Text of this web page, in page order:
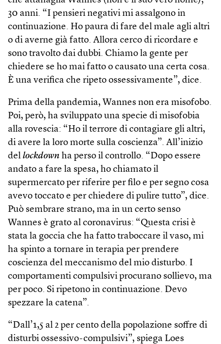
30 anni. “I pensieri negativi mi assalgono in
continuazione. Ho paura di fare del male agli altri
o di averne già fatto. Allora cerco di ricordare e
sono travolto dai dubbi. Chiamo la gente per
chiedere se ho mai fatto o causato una certa cosa.
È una verifica che ripeto ossessivamente”, dice.
Prima della pandemia, Wannes non era misofobo.
Poi, però, ha sviluppato una specie di misofobia
alla rovescia: “Ho il terrore di contagiare gli altri,
di avere la loro morte sulla coscienza”. All’inizio
del lockdown ha perso il controllo. “Dopo essere
andato a fare la spesa, ho chiamato il
supermercato per riferire per filo e per segno cosa
avevo toccato e per chiedere di pulire tutto”, dice.
Può sembrare strano, ma in un certo senso
Wannes è grato al coronavirus: “Questa crisi è
stata la goccia che ha fatto traboccare il vaso, mi
ha spinto a tornare in terapia per prendere
coscienza del meccanismo del mio disturbo. I
comportamenti compulsivi procurano sollievo, ma
per poco. Si ripetono in continuazione. Devo
spezzare la catena”.
“Dall’1,5 al 2 per cento della popolazione soffre di
disturbi ossessivo-compulsivi”, spiega Loes